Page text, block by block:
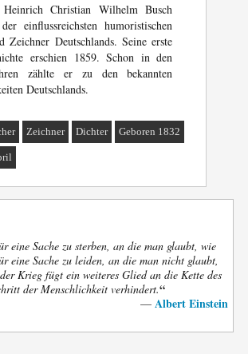
Heinrich Christian Wilhelm Busch
einflussreichsten humoristischen
Zeichner Deutschlands. Seine erste
erschien 1859. Schon in den
zählte er zu den bekannten
Deutschlands.
Zeichner Dichter Geboren 1832
eine Sache zu sterben, an die man glaubt, wie
eine Sache zu leiden, an die man nicht glaubt,
Krieg fügt ein weiteres Glied an die Kette des
der Menschlichkeit verhindert.“
— Albert Einstein